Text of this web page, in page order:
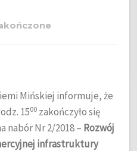
Mińskiej informuje, że
1500 zakończyło się
nabór Nr 2/2018 – Rozwój
infrastruktury